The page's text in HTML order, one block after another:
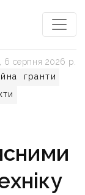
гранти
6 серпня 2026 р.